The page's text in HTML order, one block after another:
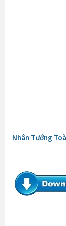
Nhân Tướng